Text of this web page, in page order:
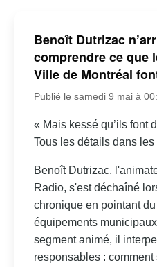
Benoît Dutrizac
comprendre ce que
Ville de Montréal
Publié le samedi 9 mai à
« Mais kessé qu’ils font
Tous les détails dans
Benoît Dutrizac,
Radio, s'est déchaîné
chronique en pointant
équipements
segment animé, il
responsables :